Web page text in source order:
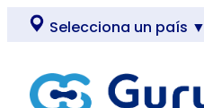
Selecciona un país ▼